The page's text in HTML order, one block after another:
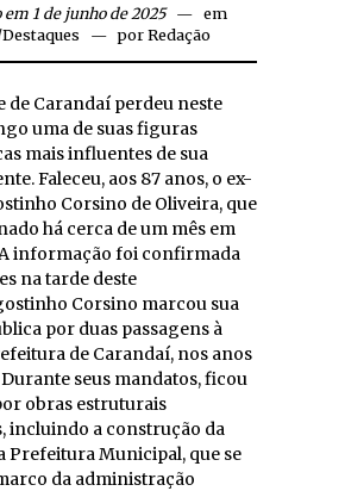
em 1 de junho de 2025
em
Destaques por Redação
uma de suas figuras
mais influentes de sua
Faleceu, aos 87 anos, o ex-
Corsino de Oliveira, que
há cerca de um mês em
informação foi confirmada
na tarde deste
Corsino marcou sua
por duas passagens à
de Carandaí, nos anos
Durante seus mandatos, ficou
obras estruturais
incluindo a construção da
Prefeitura Municipal, que se
da administração